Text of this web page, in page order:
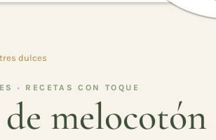
dulces
· RECETAS CON TOQUE